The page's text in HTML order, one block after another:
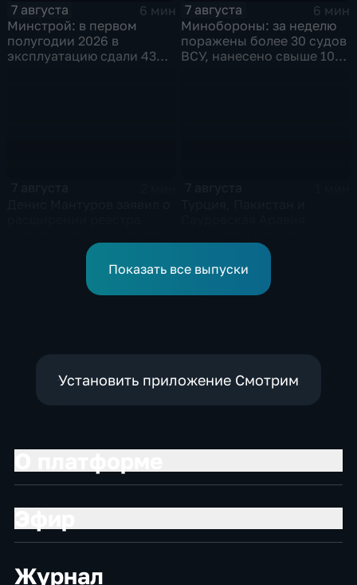
7 августа
6 мин
Минстрой: в первом
полугодии 2026 в
эксплуатацию сдали 43
7 августа
6 мин
Минобороны: за неделю
поражены более 30 судов
ВСУ, нанесено свыше 10
Ярославской области
коллективной обороне
Показать все выпуски
Установить приложение Смотрим
Журнал